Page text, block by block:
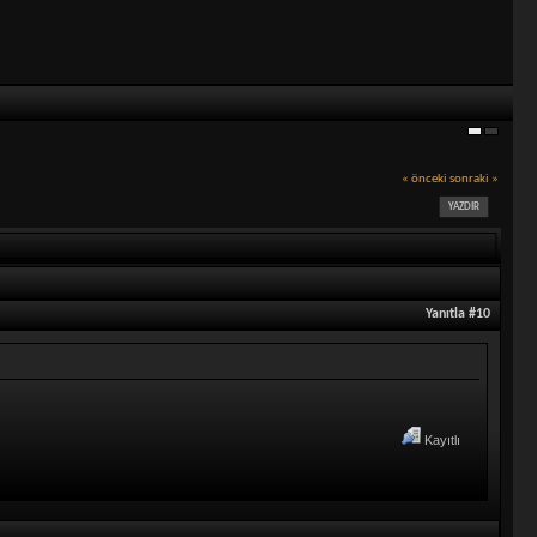
« önceki sonraki »
YAZDIR
Yanıtla #10
Kayıtlı